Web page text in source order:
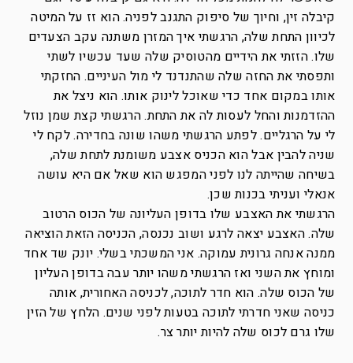
קיבלה זין, וחיוך של סיפוק התגנב לפניה. הוא זז על המיטה
לכיוון התחת שלה, הרגשתי איך המזרן משתנה עקב הצעדים
שלו. הזזתי את הידיים מהטוסיק שלה שעד עכשיו לשתי
ותפסתי את החזה שלה שהתנדנד לי מול העיניים. החזקתי
אותו במקום אחד כדי שאוכל לינוק אותו. הוא ניצל את
ההזדמנות והחל לעסות לה את התחת. הרגשתי קצת שמן נוזל
לי על הרגליים. לפתע הרגשתי משהו שונה בחדירה. לקח לי
שניה להבין אבל הוא הכניס אצבע משומנת לתחת שלה,
בשיחה שהייתה לנו לפני המפגש הוא שאל אם היא עושה
אנאלי ועניתי בכנות שכן.
הרגשתי את האצבע שלו בדופן העליונה של הכוס הרטוב
שלה. האצבע יצאה לרגע ושוב נכנסה, הכניסה הזאת הוציאה
ממנה אנחה גרונית עמוקה. אני המשכתי בשלי. יונק שד אחד
ומוחץ את השני ואז הרגשתי משהו יותר עבה בדופן העליון
של הכוס שלה. הוא חדר לתוכה, לכניסה האחורית, אותה
כניסה שאני חדרתי לתוכה בטעות לפני שנים. הלחץ של הזין
שלו גרם לכוס שלה להיות יותר צר.